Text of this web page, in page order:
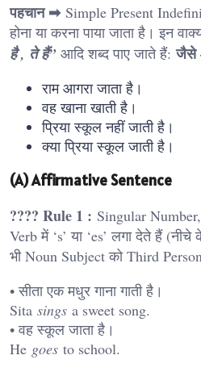
पहचान ➡ Simple Present
होना या करना पाया जाता है। इन
है , ते हैं” आदि शब्द पाए जाते हैं:जैसे
राम आगरा जाता है।
वह खाना खाती है।
प्रिया स्कूल नहीं जाती है।
क्या प्रिया स्कूल जाती है।
(A) Affirmative Sentence
???? Rule 1 : Singular
Verb में ‘s’ या ‘es’ लगा देते हैं
भी Noun Subject को Third
• सीता एक मधुर गाना गाती है।
Sita sings a sweet song.
• वह स्कूल जाता है।
He goes to school.